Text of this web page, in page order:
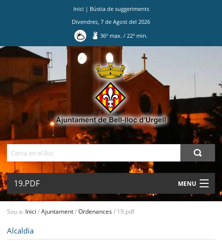
Inici | Bústia de suggeriments
Divendres 7 de Agost del 2026
36º max./ 22º min.
19.PDF MENU
MUNICIPI
Sou a: Inici /Ajuntament/Ordenances/ 19.pdf
Alcaldia